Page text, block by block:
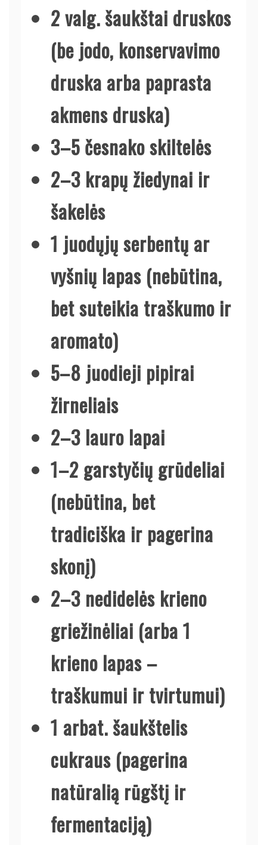
2 valg. šaukštai druskos
(be jodo, konservavimo
druska arba paprasta
akmens druska)
3–5 česnako skiltelės
2–3 krapų žiedynai ir
šakelės
1 juodųjų serbentų ar
vyšnių lapas (nebūtina,
bet suteikia traškumo ir
aromato)
5–8 juodieji pipirai
žirneliais
2–3 lauro lapai
1–2 garstyčių grūdeliai
(nebūtina, bet
tradiciška ir pagerina
skonį)
2–3 nedidelės krieno
griežinėliai (arba 1
krieno lapas –
traškumui ir tvirtumui)
1 arbat. šaukštelis
cukraus (pagerina
natūralią rūgštį ir
fermentaciją)